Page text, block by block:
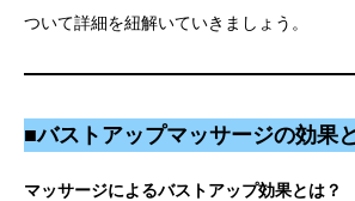
ついて詳細を紐解いていきましょう。
■バストアップマッサージの効果
マッサージによるバストアップ効果とは？